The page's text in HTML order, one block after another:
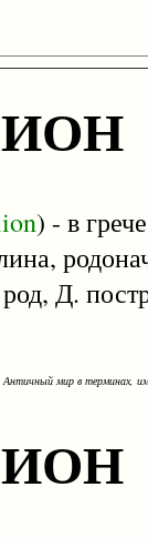
) - в
Д.
мир в терминах,